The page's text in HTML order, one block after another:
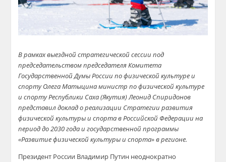
В рамках выездной стратегической сессии под
председательством председателя Комитета
Государственной Думы России по физической культуре и
спорту Олега Матыцина министр по физической культуре
и спорту Республики Саха (Якутия) Леонид Спиридонов
представил доклад о реализации Стратегии развития
физической культуры и спорта в Российской Федерации на
период до 2030 года и государственной программы
«Развитие физической культуры и спорта» в регионе.
Президент России Владимир Путин неоднократно